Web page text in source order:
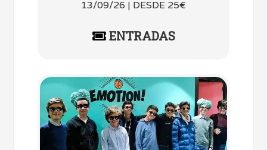
13/09/26 | DESDE 25€
ENTRADAS